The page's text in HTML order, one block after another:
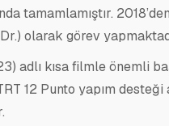
tamamlamıştır.
olarak görev
adlı kısa filmle önemli
12 Punto yapım